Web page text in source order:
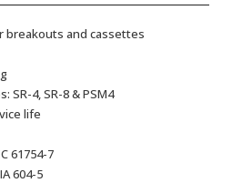
breakouts and cassettes
SR-4, SR-8 & PSM4
life
61754-7
604-5